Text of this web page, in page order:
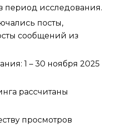
период исследования.
посты,
сообщений из
1 – 30 ноября 2025
рассчитаны
просмотров